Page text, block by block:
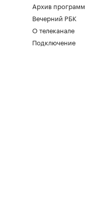
Архив программ
Вечерний РБК
О телеканале
Подключение